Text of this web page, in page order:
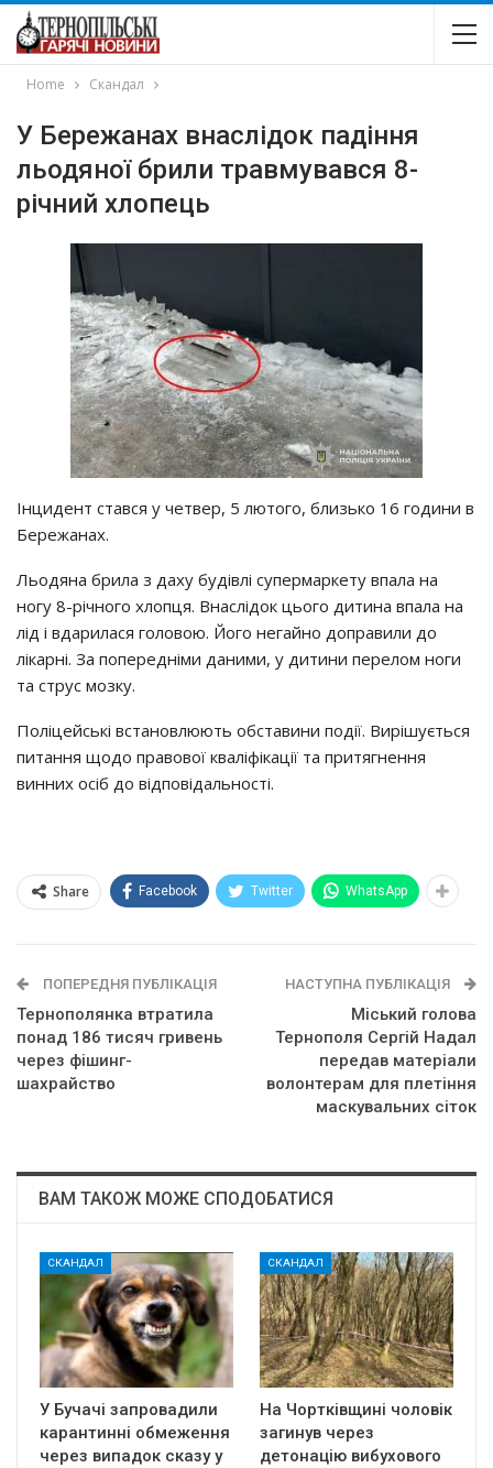
Home Скандал
У Бережанах внаслідок падіння
льодяної брили травмувався 8-
річний хлопець
Інцидент стався у четвер, 5 лютого, близько 16 години в
Бережанах.
Льодяна брила з даху будівлі супермаркету впала на
ногу 8-річного хлопця. Внаслідок цього дитина впала на
лід і вдарилася головою. Його негайно доправили до
лікарні. За попередніми даними, у дитини перелом ноги
та струс мозку.
Поліцейські встановлюють обставини події. Вирішується
питання щодо правової кваліфікації та притягнення
винних осіб до відповідальності.
Share Facebook Twitter WhatsApp
ПОПЕРЕДНЯ ПУБЛІКАЦІЯ
Тернополянка втратила
понад 186 тисяч гривень
через фішинг-
шахрайство
НАСТУПНА ПУБЛІКАЦІЯ
Міський голова
Тернополя Сергій Надал
передав матеріали
волонтерам для плетіння
маскувальних сіток
ВАМ ТАКОЖ МОЖЕ СПОДОБАТИСЯ
СКАНДАЛ
У Бучачі запровадили
карантинні обмеження
через випадок сказу у
СКАНДАЛ
На Чортківщині чоловік
загинув через
детонацію вибухового